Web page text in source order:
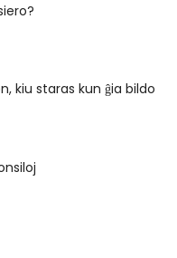
kiu staras kun ĝia bildo